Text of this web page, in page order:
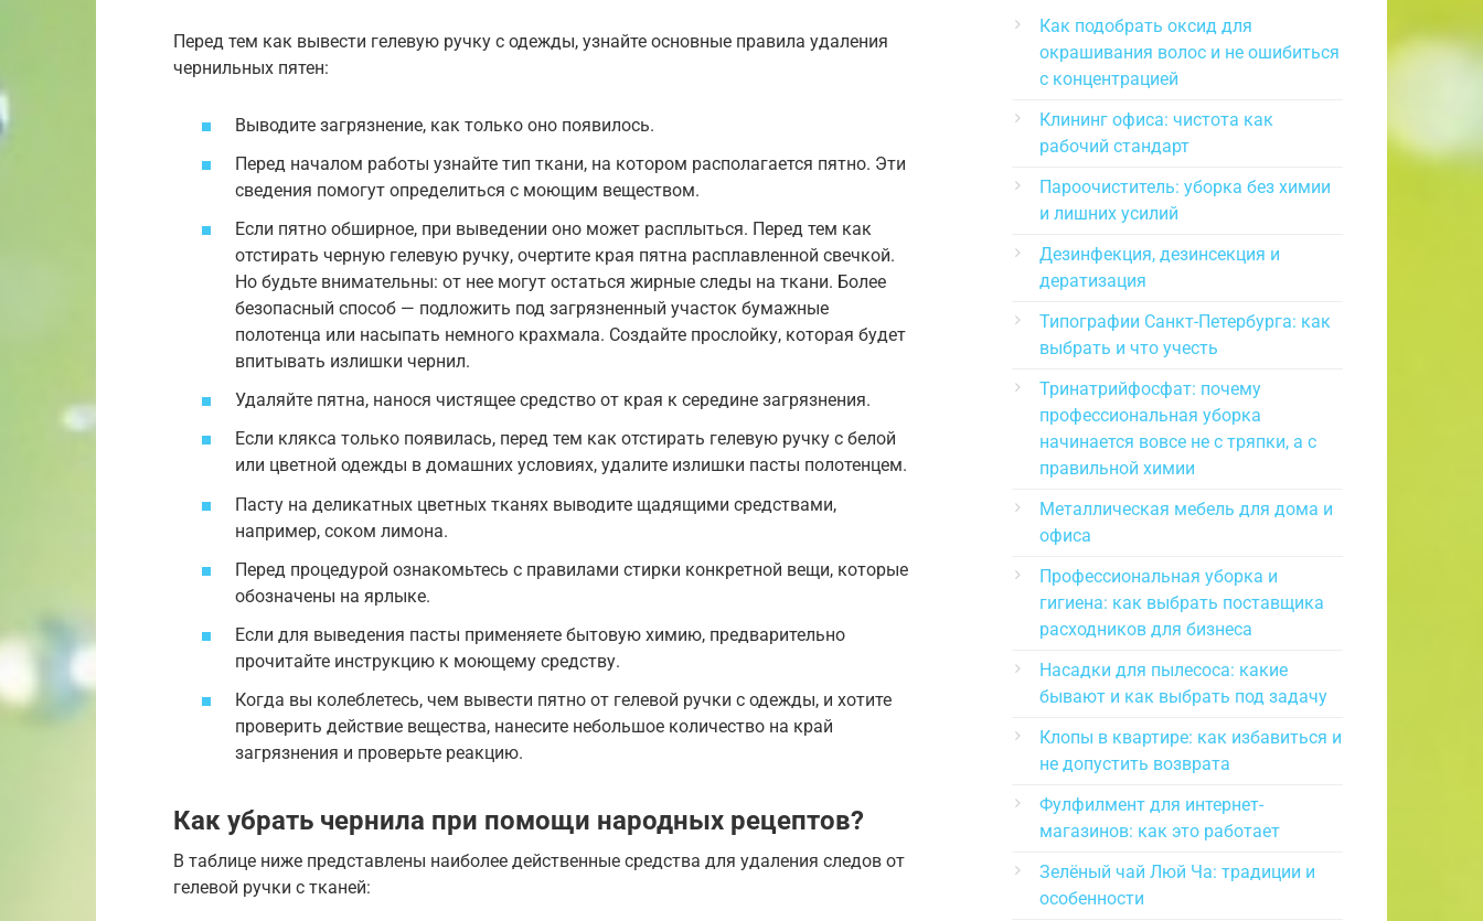
Перед тем как вывести гелевую ручку с одежды, узнайте основные правила удаления
чернильных пятен:
Выводите загрязнение, как только оно появилось.
Перед началом работы узнайте тип ткани, на котором располагается пятно. Эти
сведения помогут определиться с моющим веществом.
Если пятно обширное, при выведении оно может расплыться. Перед тем как
отстирать черную гелевую ручку, очертите края пятна расплавленной свечкой.
Но будьте внимательны: от нее могут остаться жирные следы на ткани. Более
безопасный способ — подложить под загрязненный участок бумажные
полотенца или насыпать немного крахмала. Создайте прослойку, которая будет
впитывать излишки чернил.
Удаляйте пятна, нанося чистящее средство от края к середине загрязнения.
Если клякса только появилась, перед тем как отстирать гелевую ручку с белой
или цветной одежды в домашних условиях, удалите излишки пасты полотенцем.
Пасту на деликатных цветных тканях выводите щадящими средствами,
например, соком лимона.
Перед процедурой ознакомьтесь с правилами стирки конкретной вещи, которые
обозначены на ярлыке.
Если для выведения пасты применяете бытовую химию, предварительно
прочитайте инструкцию к моющему средству.
Когда вы колеблетесь, чем вывести пятно от гелевой ручки с одежды, и хотите
проверить действие вещества, нанесите небольшое количество на край
загрязнения и проверьте реакцию.
Как убрать чернила при помощи народных рецептов?
В таблице ниже представлены наиболее действенные средства для удаления следов от
гелевой ручки с тканей:
Как подобрать оксид для
окрашивания волос и не ошибиться
с концентрацией
Клининг офиса: чистота как
рабочий стандарт
Пароочиститель: уборка без химии
и лишних усилий
Дезинфекция, дезинсекция и
дератизация
Типографии Санкт-Петербурга: как
выбрать и что учесть
Тринатрийфосфат: почему
профессиональная уборка
начинается вовсе не с тряпки, а с
правильной химии
Металлическая мебель для дома и
офиса
Профессиональная уборка и
гигиена: как выбрать поставщика
расходников для бизнеса
Насадки для пылесоса: какие
бывают и как выбрать под задачу
Клопы в квартире: как избавиться и
не допустить возврата
Фулфилмент для интернет-
магазинов: как это работает
Зелёный чай Люй Ча: традиции и
особенности